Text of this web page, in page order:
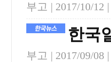
부고 | 2017/10/12
한국
부고 | 2017/09/08